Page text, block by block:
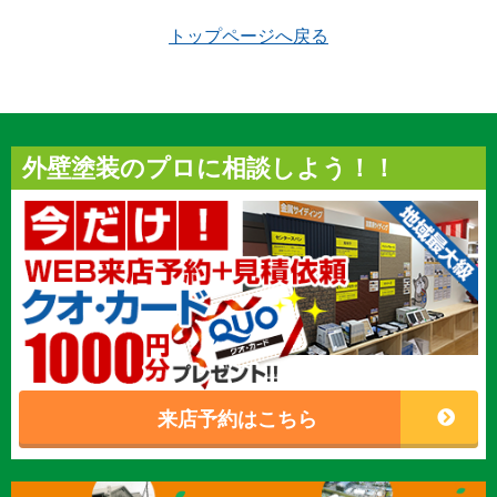
トップページへ戻る
外壁塗装のプロに相談しよう！！
来店予約はこちら